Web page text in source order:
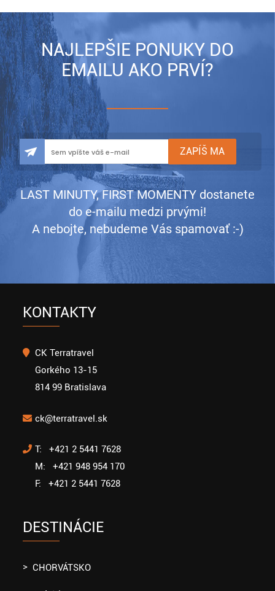
NAJLEPŠIE PONUKY DO
EMAILU AKO PRVÍ?
LAST MINUTY, FIRST MOMENTY dostanete
do e-mailu medzi prvými!
A nebojte, nebudeme Vás spamovať :-)
KONTAKTY
CK Terratravel
Gorkého 13-15
814 99 Bratislava
ck@terratravel.sk
T: +421 2 5441 7628
M: +421 948 954 170
F: +421 2 5441 7628
DESTINÁCIE
CHORVÁTSKO